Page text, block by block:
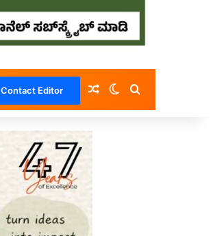
Contact Editor Random Article
Switch skin
Search for